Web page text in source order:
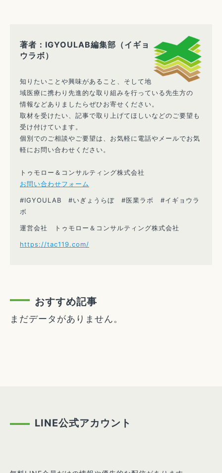
著者：IGYOULAB編集部（イギョ
ウラボ）
知りたいことや興味があること、そして地
域医療に携わり先進的な取り組みを行っている先生方の
情報などありましたらぜひお寄せください。
取材を受けたい、記事で取り上げてほしいなどのご要望も
受け付けています。
個別でのご相談やご要望は、お気軽に電話やメールでお気
軽にお問い合わせください。
トゥモロー＆コンサルティング株式会社
お問い合わせフォーム
#IGYOULAB #いぎょうらぼ #医業ラボ #イギョウラ
ボ
運営会社 トゥモロー＆コンサルティング株式会社
https://tac119.com/
おすすめ記事
まだデータがありません。
LINE公式アカウント